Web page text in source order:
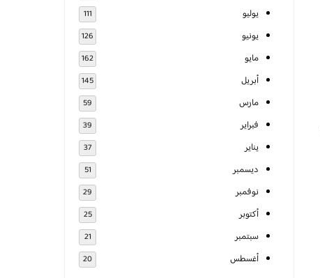
يوليو 111
يونيو 126
مايو 162
أبريل 145
مارس 59
فبراير 39
يناير 37
ديسمبر 51
نوفمبر 29
أكتوبر 25
سبتمبر 21
أغسطس 20